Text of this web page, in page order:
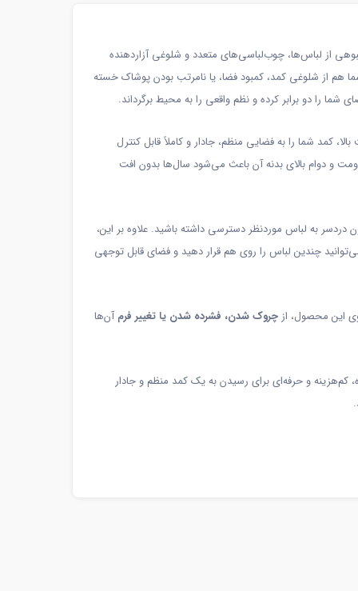
از لباس‌ها، چوب‌لباسی‌های متعدد و شلوغی آزاردهنده
هم از شلوغی کمد، کمبود فضا، یا نامرتب بودن پوشاک خسته
شما را دو برابر کرده و نظم واقعی را به محیط برگرداند.
کمد شما را به فضایی منظم، جادار و کاملاً قابل کنترل
و دوام بالای بدنه آن باعث می‌شود سال‌ها بدون افت
دردسر به لباس موردنظر دسترسی داشته باشید. علاوه بر این،
چندین لباس را روی هم قرار دهید و فضای قابل توجهی
این محصول، ازچروک شدن، فشرده شدن یا تغییر فرم آن‌ها
کم‌هزینه و حرفه‌ای برای رسیدن به یک کمد منظم و جادار